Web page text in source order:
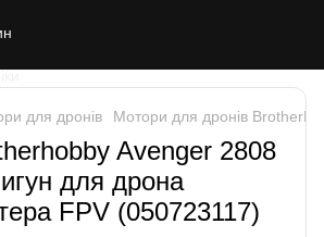
для дронів Мотори для дронів
Avenger 2808
для дрона
FPV (050723117)